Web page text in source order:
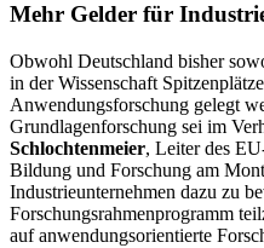
Mehr Gelder für
Obwohl Deutschland bisher
in der Wissenschaft
Anwendungsforschung gelegt
Grundlagenforschung sei im
Schlochtenmeier, Leiter des
Bildung und Forschung am
Industrieunternehmen dazu zu
Forschungsrahmenprogramm
auf anwendungsorientierte